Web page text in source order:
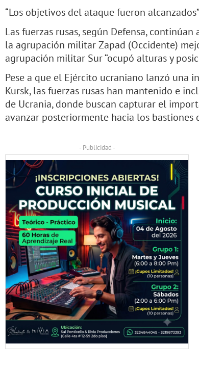
“Los objetivos del ataque fueron
Las fuerzas rusas, según Defensa,
la agrupación militar Zapad (Occidente)
agrupación militar Sur “ocupó alturas y
Pese a que el Ejército ucraniano lanzó una
Kursk, las fuerzas rusas han mantenido e
de Ucrania, donde buscan capturar el
avanzar posteriormente hacia los bastiones
- Publicidad -